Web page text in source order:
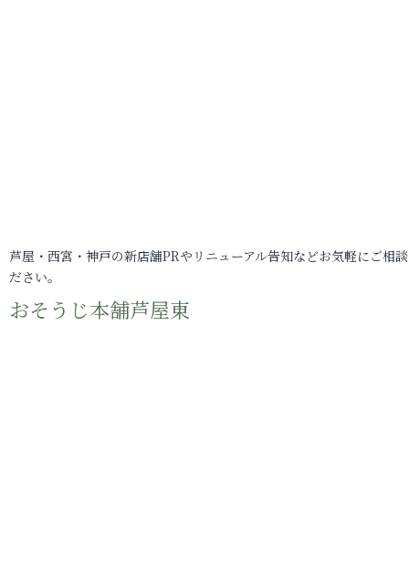
芦屋・西宮・神戸の新店舗PRやリニューアル告知などお気軽にご相
ださい。
おそうじ本舗芦屋東